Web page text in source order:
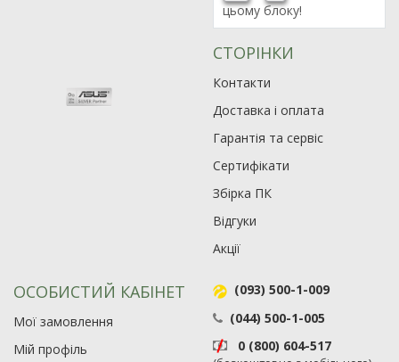
цьому блоку!
СТОРІНКИ
Контакти
Доставка і оплата
Гарантія та сервіс
Сертифікати
Збірка ПК
Відгуки
Акції
ОСОБИСТИЙ КАБІНЕТ
Мої замовлення
Мій профіль
(093) 500-1-009
(044) 500-1-005
0 (800) 604-517